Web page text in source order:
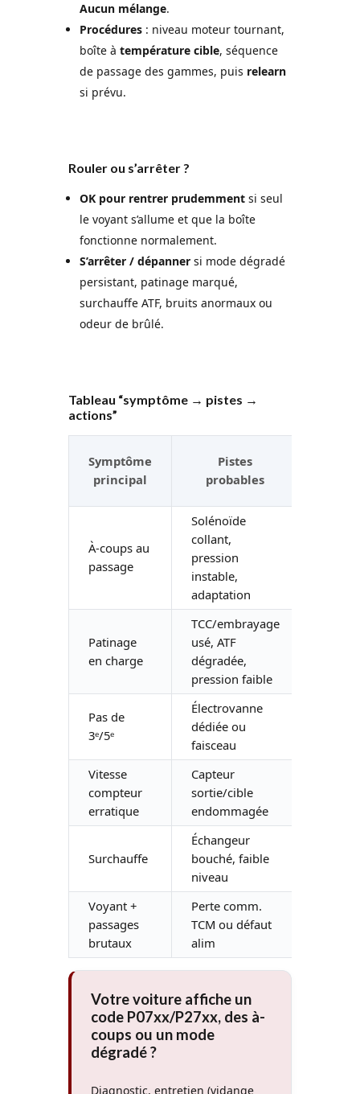
Aucun mélange.
Procédures: niveau moteur tournant,
boîte à température cible, séquence
de passage des gammes, puis relearn
si prévu.
Rouler ou s’arrêter ?
OK pour rentrer prudemmentsi seul
le voyant s’allume et que la boîte
fonctionne normalement.
S’arrêter / dépannersi mode dégradé
persistant, patinage marqué,
surchauffe ATF, bruits anormaux ou
odeur de brûlé.
Tableau “symptôme → pistes →
actions”
Symptôme
principal
Pistes
probables
À-coups au
passage
Solénoïde
collant,
pression
instable,
adaptation
Patinage
en charge
TCC/embrayage
usé, ATF
dégradée,
pression faible
Pas de
3ᵉ/5ᵉ
Électrovanne
dédiée ou
faisceau
Vitesse
compteur
erratique
Capteur
sortie/cible
endommagée
Surchauffe
Échangeur
bouché, faible
niveau
Voyant +
passages
brutaux
Perte comm.
TCM ou défaut
alim
Votre voiture affiche un
code P07xx/P27xx, des à-
coups ou un mode
dégradé ?
Diagnostic, entretien (vidange